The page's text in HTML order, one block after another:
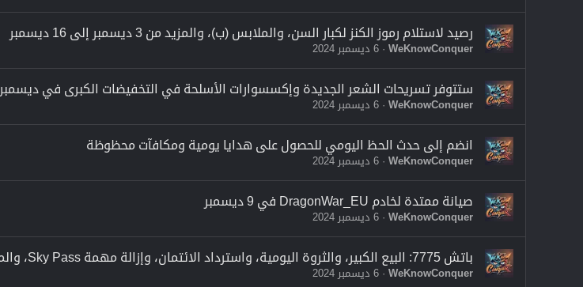
رصيد لاستلام رموز الكنز لكبار السن، والملابس (ب)، والمزيد من 3 ديسمبر إلى 16 ديسمبر
WeKnowConquer 6 ديسمبر 2024
ستتوفر تسريحات الشعر الجديدة وإكسسوارات الأسلحة في التخفيضات الكبرى في ديسمبر
WeKnowConquer 6 ديسمبر 2024
انضم إلى حدث الحظ اليومي للحصول على هدايا يومية ومكافآت محظوظة
WeKnowConquer 6 ديسمبر 2024
صيانة ممتدة لخادم DragonWar_EU في 9 ديسمبر
WeKnowConquer 6 ديسمبر 2024
باتش 7775: البيع الكبير، والثروة اليومية، واسترداد الائتمان، وإزالة مهمة Sky Pass، والمزيد
WeKnowConquer 6 ديسمبر 2024